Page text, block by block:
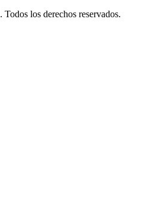
. Todos los derechos reservados.